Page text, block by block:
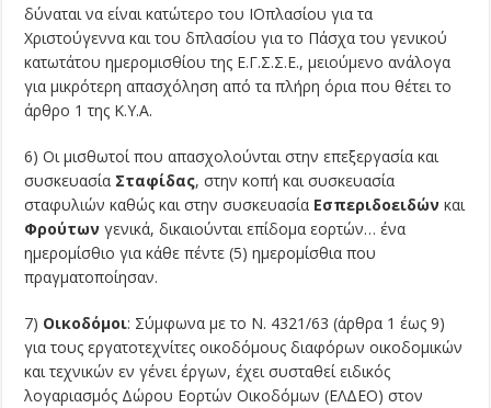
δύναται να είναι κατώτερο του ΙΟπλασίου για τα
Χριστούγεννα και του δπλασίου για το Πάσχα του γενικού
κατωτάτου ημερομισθίου της Ε.Γ.Σ.Σ.Ε., μειούμενο ανάλογα
για μικρότερη απασχό­ληση από τα πλήρη όρια που θέτει το
άρθρο 1 της Κ.Υ.Α.
6) Οι μισθωτοί που απασχολούνται στην επεξεργασία και
συσκευασία Σταφίδας, στην κοπή και συσκευασία
σταφυλιών καθώς και στην συσκευασία Εσπεριδοειδώνκαι
Φρούτωνγενικά, δικαιούνται επίδομα εορτών… ένα
ημερομίσθιο για κάθε πέντε (5) ημερομίσθια που
πραγματοποίησαν.
7) Οικοδόμοι: Σύμφωνα με το Ν. 4321/63 (άρθρα 1 έως 9)
για τους εργατοτεχνίτες οικοδόμους διαφόρων οικοδομικών
και τεχνικών εν γένει έργων, έχει συσταθεί ειδικός
λογαριασμός Δώρου Εορτών Οικοδόμων (ΕΛΔΕΟ) στον